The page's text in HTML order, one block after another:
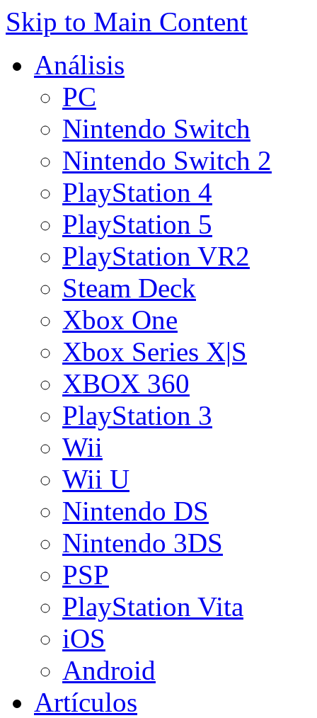
Skip to Main Content
Análisis
PC
Nintendo Switch
Nintendo Switch 2
PlayStation 4
PlayStation 5
PlayStation VR2
Steam Deck
Xbox One
Xbox Series X|S
XBOX 360
PlayStation 3
Wii
Wii U
Nintendo DS
Nintendo 3DS
PSP
PlayStation Vita
iOS
Android
Artículos